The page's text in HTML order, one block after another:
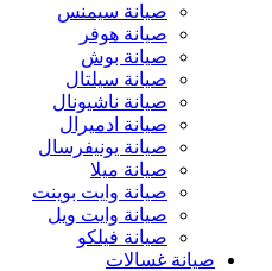
صيانة سيمنس
صيانة هوفر
صيانة بوش
صيانة سيلتال
صيانة ناشيونال
صيانة ادميرال
صيانة يونيفرسال
صيانة ميلا
صيانة وايت بوينت
صيانة وايت ويل
صيانة فيلكو
صيانة غسالات